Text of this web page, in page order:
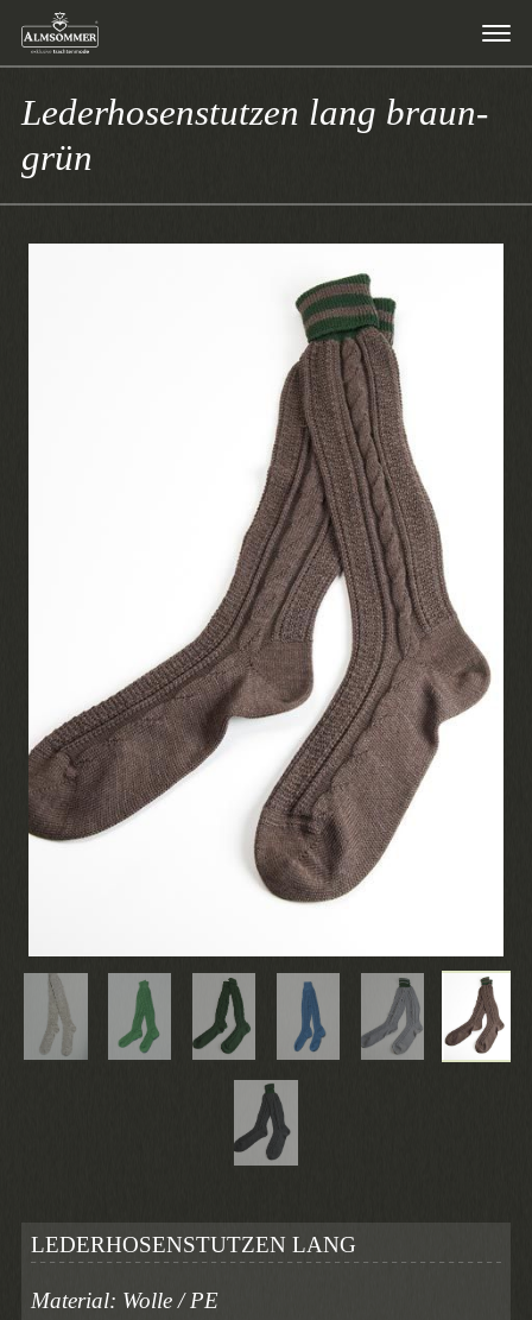
Lederhosenstutzen lang braun-
grün
LEDERHOSENSTUTZEN LANG
Material: Wolle / PE